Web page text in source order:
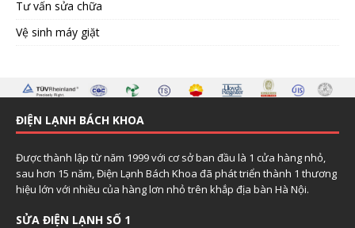
Tư vấn sửa chữa
Vệ sinh máy giặt
ĐIỆN LẠNH BÁCH KHOA
Được thành lập từ năm 1999 với cơ sở ban đầu là 1 cửa hàng nhỏ,
sau hơn 15 năm, Điện Lạnh Bách Khoa đã phát triển thành 1 thương
hiệu lớn với nhiều của hàng lơn nhỏ trên khắp địa bàn Hà Nội.
SỬA ĐIỆN LẠNH SỐ 1